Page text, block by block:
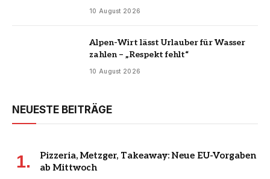
10 August 2026
Alpen-Wirt lässt Urlauber für Wasser
zahlen – „Respekt fehlt“
10 August 2026
NEUESTE BEITRÄGE
Pizzeria, Metzger, Takeaway: Neue EU-Vorgaben
ab Mittwoch